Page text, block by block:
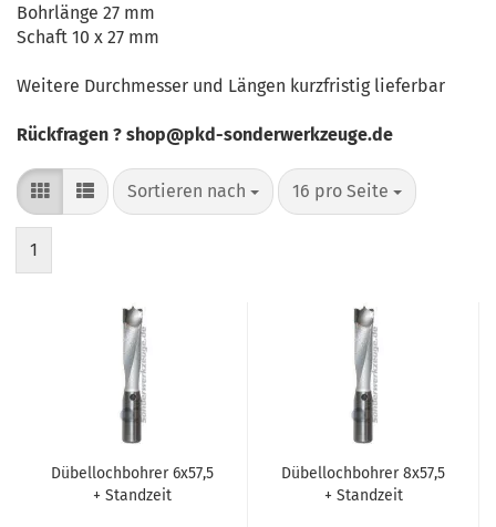
Bohrlänge 27 mm
Schaft 10 x 27 mm
Weitere Durchmesser und Längen kurzfristig lieferbar
Rückfragen ? shop@pkd-sonderwerkzeuge.de
Sortieren nach
Sortieren nach 16 pro Seite
pro Seite
1
Dübellochbohrer 6x57,5
+ Standzeit
Dübellochbohrer 8x57,5
+ Standzeit